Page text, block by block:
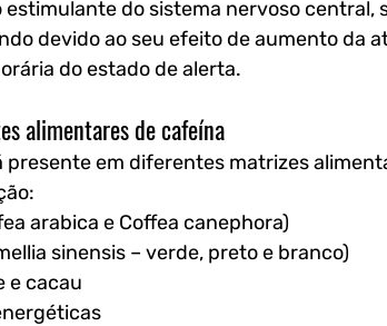
estimulante do sistema nervoso central,
devido ao seu efeito de aumento da
do estado de alerta.
alimentares de cafeína
presente em diferentes matrizes
arabica e Coffea canephora)
sinensis – verde, preto e branco)
e cacau